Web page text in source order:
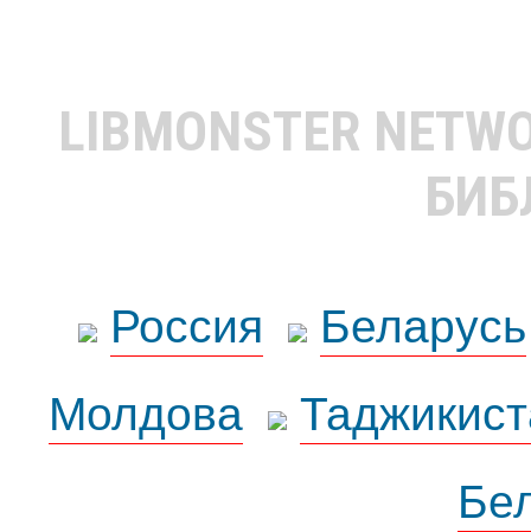
LIBMONSTER
Россия
Беларусь
Молдова